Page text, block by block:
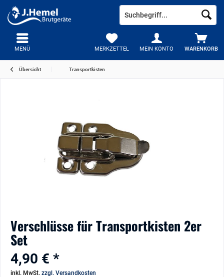
WARENKORB
MERKZETTEL MEIN KONTO
MENÜ
Übersicht Transportkisten
Verschlüsse für Transportkisten 2er
Set
4,90 € *
inkl. MwSt. zzgl. Versandkosten